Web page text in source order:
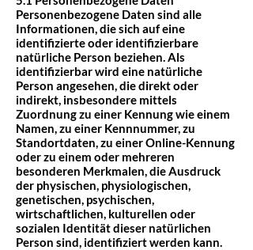
Personenbezogene Daten sind alle
Informationen, die sich auf eine
identifizierte oder identifizierbare
natürliche Person beziehen. Als
identifizierbar wird eine natürliche
Person angesehen, die direkt oder
indirekt, insbesondere mittels
Zuordnung zu einer Kennung wie einem
Namen, zu einer Kennnummer, zu
Standortdaten, zu einer Online-Kennung
oder zu einem oder mehreren
besonderen Merkmalen, die Ausdruck
der physischen, physiologischen,
genetischen, psychischen,
wirtschaftlichen, kulturellen oder
sozialen Identität dieser natürlichen
Person sind, identifiziert werden kann.